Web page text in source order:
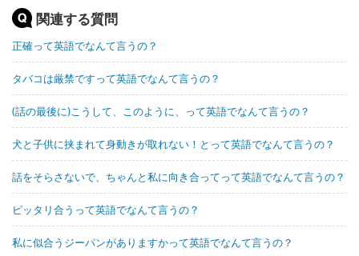
関連する質問
正確って英語でなんて言うの？
タバコは厳禁ですって英語でなんて言うの？
(話の最後に)こうして、このように、って英語でなんて言うの？
犬と子供に挟まれて身動きが取れない！とって英語でなんて言うの？
話をそらさないで、ちゃんと私に向き合ってって英語でなんて言うの？
ピッタリ合うって英語でなんて言うの？
私に似合うジーパンがありますかって英語でなんて言うの？